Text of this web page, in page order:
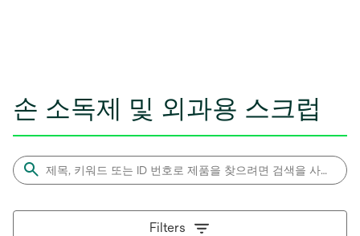
손 소독제 및 외과용 스크럽
Filters